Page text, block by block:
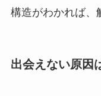
構造がわかれば、
出会えない原因